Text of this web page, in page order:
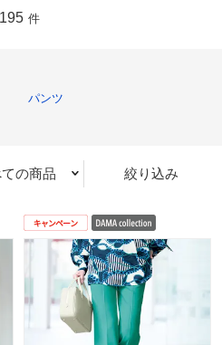
195 件
パンツ
の商品 絞り込み